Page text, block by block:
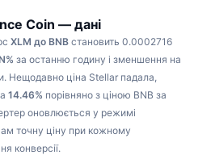
Coin — дані
XLM до BNB становить 0.0002716
за останню годину і зменшення на
Нещодавно ціна Stellar падала,
14.46% порівняно з ціною BNB за
оновлюється у режимі
точну ціну при кожному
конверсії.